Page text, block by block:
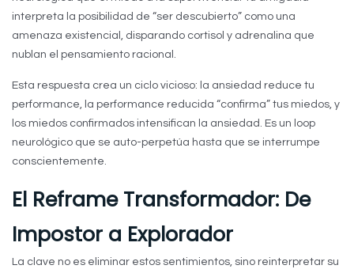
interpreta la posibilidad de “ser descubierto” como una
amenaza existencial, disparando cortisol y adrenalina que
nublan el pensamiento racional.
Esta respuesta crea un ciclo vicioso: la ansiedad reduce tu
performance, la performance reducida “confirma” tus miedos, y
los miedos confirmados intensifican la ansiedad. Es un loop
neurológico que se auto-perpetúa hasta que se interrumpe
conscientemente.
El Reframe Transformador: De
Impostor a Explorador
La clave no es eliminar estos sentimientos, sino reinterpretar su